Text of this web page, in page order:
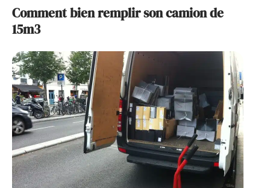
Comment bien remplir son camion de
15m3